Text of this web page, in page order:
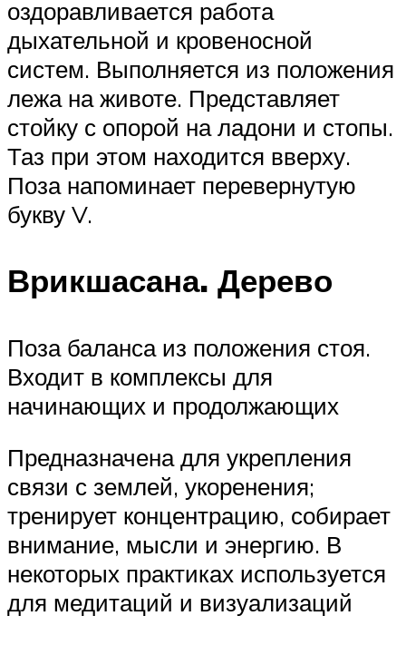
оздоравливается работа
дыхательной и кровеносной
систем. Выполняется из положения
лежа на животе. Представляет
стойку с опорой на ладони и стопы.
Таз при этом находится вверху.
Поза напоминает перевернутую
букву V.
Врикшасана. Дерево
Поза баланса из положения стоя.
Входит в комплексы для
начинающих и продолжающих
Предназначена для укрепления
связи с землей, укоренения;
тренирует концентрацию, собирает
внимание, мысли и энергию. В
некоторых практиках используется
для медитаций и визуализаций